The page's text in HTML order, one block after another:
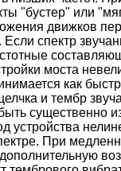
"бустер" или
движков
спектр
моста
как
и тембр
существенно
устройства
При